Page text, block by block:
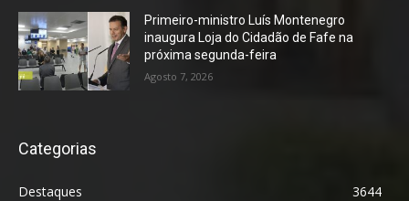
Primeiro-ministro Luís Montenegro
inaugura Loja do Cidadão de Fafe na
próxima segunda-feira
Agosto 7, 2026
Categorias
Destaques
3644